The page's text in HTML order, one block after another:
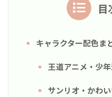
目
キャラクター配色ま
王道アニメ・少
サンリオ・かわ